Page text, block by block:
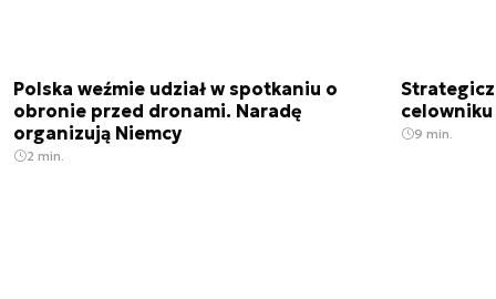
Polska weźmie udział w spotkaniu o
obronie przed dronami. Naradę
organizują Niemcy
2 min.
9 min.